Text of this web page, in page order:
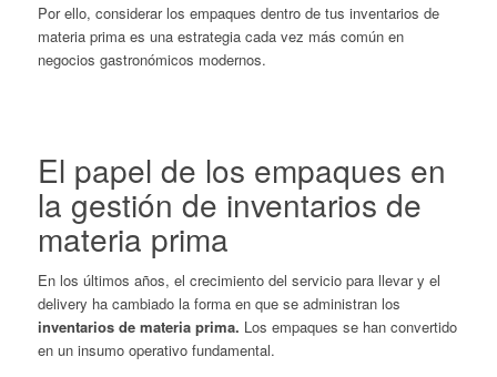
Por ello, considerar los empaques dentro de tus inventarios de
materia prima es una estrategia cada vez más común en
negocios gastronómicos modernos.
El papel de los empaques en
la gestión de inventarios de
materia prima
En los últimos años, el crecimiento del servicio para llevar y el
delivery ha cambiado la forma en que se administran los
inventarios de materia prima. Los empaques se han convertido
en un insumo operativo fundamental.